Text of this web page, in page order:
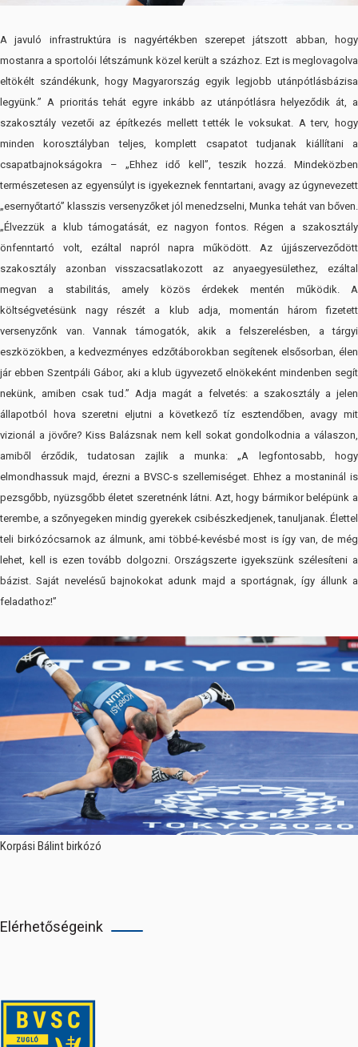
A javuló infrastruktúra is nagyértékben szerepet játszott abban, hogy
mostanra a sportolói létszámunk közel került a százhoz. Ezt is meglovagolva
eltökélt szándékunk, hogy Magyarország egyik legjobb utánpótlásbázisa
legyünk.” A prioritás tehát egyre inkább az utánpótlásra helyeződik át, a
szakosztály vezetői az építkezés mellett tették le voksukat. A terv, hogy
minden korosztályban teljes, komplett csapatot tudjanak kiállítani a
csapatbajnokságokra – „Ehhez idő kell”, teszik hozzá. Mindeközben
természetesen az egyensúlyt is igyekeznek fenntartani, avagy az úgynevezett
„esernyőtartó” klasszis versenyzőket jól menedzselni, Munka tehát van bőven.
„Élvezzük a klub támogatását, ez nagyon fontos. Régen a szakosztály
önfenntartó volt, ezáltal napról napra működött. Az újjászerveződött
szakosztály azonban visszacsatlakozott az anyaegyesülethez, ezáltal
megvan a stabilitás, amely közös érdekek mentén működik. A
költségvetésünk nagy részét a klub adja, momentán három fizetett
versenyzőnk van. Vannak támogatók, akik a felszerelésben, a tárgyi
eszközökben, a kedvezményes edzőtáborokban segítenek elsősorban, élen
jár ebben Szentpáli Gábor, aki a klub ügyvezető elnökeként mindenben segít
nekünk, amiben csak tud.” Adja magát a felvetés: a szakosztály a jelen
állapotból hova szeretni eljutni a következő tíz esztendőben, avagy mit
vizionál a jövőre? Kiss Balázsnak nem kell sokat gondolkodnia a válaszon,
amiből érződik, tudatosan zajlik a munka: „A legfontosabb, hogy
elmondhassuk majd, érezni a BVSC-s szellemiséget. Ehhez a mostaninál is
pezsgőbb, nyüzsgőbb életet szeretnénk látni. Azt, hogy bármikor belépünk a
terembe, a szőnyegeken mindig gyerekek csibészkedjenek, tanuljanak. Élettel
teli birkózócsarnok az álmunk, ami többé-kevésbé most is így van, de még
lehet, kell is ezen tovább dolgozni. Országszerte igyekszünk szélesíteni a
bázist. Saját nevelésű bajnokokat adunk majd a sportágnak, így állunk a
feladathoz!”
Korpási Bálint birkózó
Elérhetőségeink